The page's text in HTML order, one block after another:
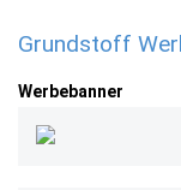
Grundstoff
Werbebanner